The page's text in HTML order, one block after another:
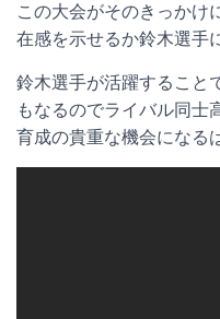
この大会がそのきっかけ
在感を示せるか鈴木選手
鈴木選手が活躍すること
もなるのでライバル同士
育成の貴重な機会になる